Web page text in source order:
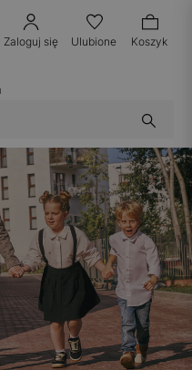
Zaloguj się Ulubione Koszyk